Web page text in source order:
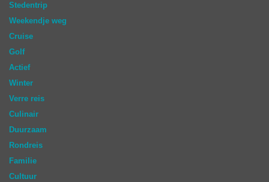
Stedentrip
Weekendje weg
Cruise
Golf
Actief
Winter
Verre reis
Culinair
Duurzaam
Rondreis
Familie
Cultuur